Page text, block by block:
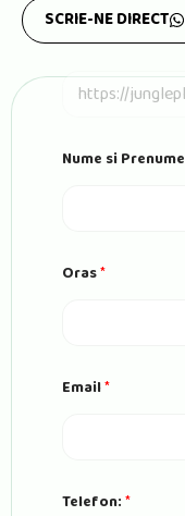
SCRIE-NE DIRECT
P
U
R
Nume si Prenume
Oras*
Email*
Telefon:*